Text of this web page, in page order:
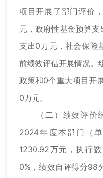
项目开展了部门评价
元，政府性基金预算
支出0万元，社会保险
前绩效评估开展情况。
政策和0个重大项目开
0万元。
（二）绩效评价结
2024年度本部门（
1230.92万元，执行
0%，绩效自评得分98